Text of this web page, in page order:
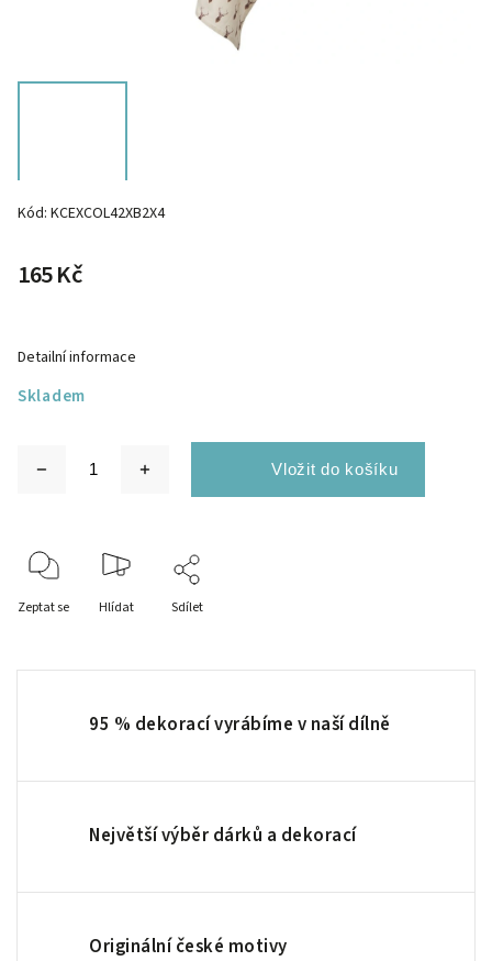
Kód: KCEXCOL42XB2X4
165 Kč
Skladem
Detailní informace
Zeptat se Hlídat Sdílet
95 % dekorací vyrábíme v naší dílně
Největší výběr dárků a dekorací
Originální české motivy